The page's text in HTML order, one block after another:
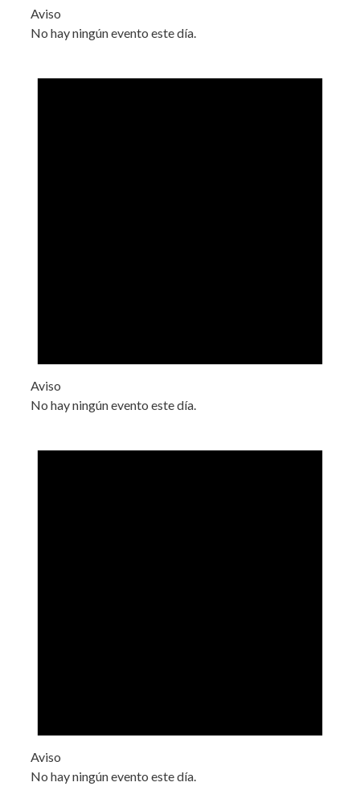
Aviso
No hay ningún evento este día.
Aviso
No hay ningún evento este día.
Aviso
No hay ningún evento este día.